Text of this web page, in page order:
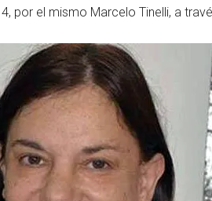
por el mismo Marcelo Tinelli, a